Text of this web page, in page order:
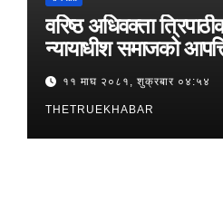
वरिष्ठ अधिवक्ता
न्यायाधीश समाजको
११ माघ २०८१, शुक्रबार ०४:५४
THETRUEKHABAR